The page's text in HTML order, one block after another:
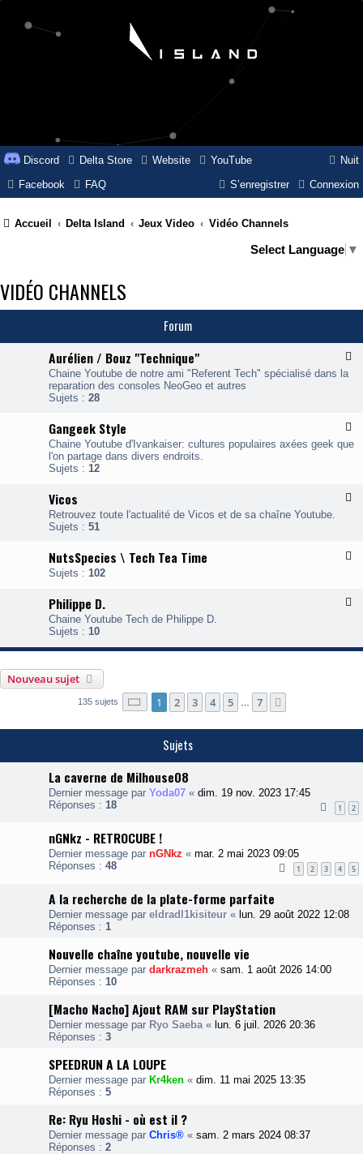
Nuit
Discord Delta Store Website
YouTube
Facebook
FAQ Connexion
S’enregistrer
Accueil Delta Island Jeux Video Vidéo Channels
Select Language ▼
VIDÉO CHANNELS
Forum
i
Aurélien / Bouz "Technique"
Chaine Youtube de notre ami "Referent Tech" spécialisé dans la
reparation des consoles NeoGeo et autres
Sujets : 28
Gangeek Style
Chaine Youtube d'Ivankaiser: cultures populaires axées geek que
l'on partage dans divers endroits.
Sujets : 12
Vicos
Retrouvez toute l'actualité de Vicos et de sa chaîne Youtube.
Sujets : 51
s
T
NutsSpecies \ Tech Tea Time
Sujets : 102
-
Philippe D.
Chaine Youtube Tech de Philippe D.
Sujets : 10
Nouveau sujet
135 sujets Page 1sur7
1 2 3 4 5 7
Sujets
La caverne de Milhouse08
Dernier message par Yoda07 « dim. 19 nov. 2023 17:45
Réponses : 18 1 2
nGNkz - RETROCUBE !
Dernier message par nGNkz « mar. 2 mai 2023 09:05
Réponses : 48 1 2 3 4 5
A la recherche de la plate-forme parfaite
Dernier message par eldradl1kisiteur « lun. 29 août 2022 12:08
Réponses : 1
Nouvelle chaîne youtube, nouvelle vie
Dernier message par darkrazmeh « sam. 1 août 2026 14:00
Réponses : 10
[Macho Nacho] Ajout RAM sur PlayStation
Dernier message par Ryo Saeba « lun. 6 juil. 2026 20:36
Réponses : 3
SPEEDRUN A LA LOUPE
Dernier message par Kr4ken « dim. 11 mai 2025 13:35
Réponses : 5
Re: Ryu Hoshi - où est il ?
Dernier message par Chris® « sam. 2 mars 2024 08:37
Réponses : 2